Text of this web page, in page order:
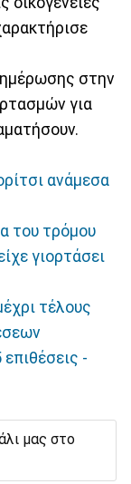
στην
για
ανάμεσα
του τρόμου
γιορτάσει
τέλους
-
μας στο